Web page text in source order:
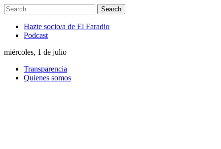
Hazte socio/a de El Faradio
Podcast
miércoles, 1 de julio
Transparencia
Quienes somos